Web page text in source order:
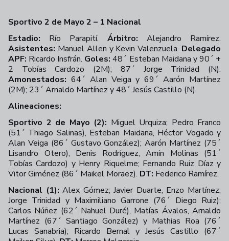
Sportivo 2 de Mayo 2 – 1 Nacional
Estadio: Río Parapití. Árbitro: Alejandro Ramírez.
Asistentes: Manuel Allen y Kevin Valenzuela. Delegado
APF: Ricardo Insfrán. Goles: 48´ Esteban Maidana y 90´ +
2 Tobías Cardozo (2M); 87´ Jorge Trinidad (N).
Amonestados: 64´ Alan Veiga y 69´ Aarón Martínez
(2M); 23´ Arnaldo Martínez y 48´ Jesús Castillo (N).
Alineaciones:
Sportivo 2 de Mayo (2): Miguel Urquiza; Pedro Franco
(51´ Thiago Salinas), Esteban Maidana, Héctor Vogado y
Alan Veiga (86´ Gustavo González); Aarón Martínez (75´
Lisandro Otero), Denis Rodríguez, Amín Molinas (51´
Tobías Cardozo) y Henry Riquelme; Fernando Ruiz Díaz y
Vitor Giménez (86´ Maikel Moraez). DT: Federico Ramírez.
Nacional (1): Alex Gómez; Javier Duarte, Enzo Martínez,
Jorge Trinidad y Maximiliano Garrone (76´ Diego Ruiz);
Carlos Núñez (62´ Nahuel Duré), Matías Ávalos, Arnaldo
Martínez (67´ Santiago González) y Mathias Roa (76´
Lucas Sanabria); Ricardo Bernal y Jesús Castillo (67´